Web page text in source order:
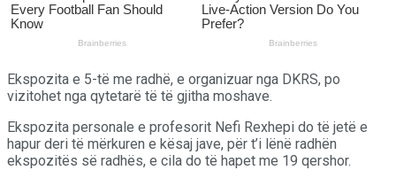
Ekspozita e 5-të me radhë, e organizuar nga DKRS, po
vizitohet nga qytetarë të të gjitha moshave.
Ekspozita personale e profesorit Nefi Rexhepi do të jetë e
hapur deri të mërkuren e kësaj jave, për t’i lënë radhën
ekspozitës së radhës, e cila do të hapet me 19 qershor.